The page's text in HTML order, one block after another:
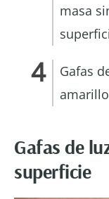
masa
Gafas
Gafas de
superficie